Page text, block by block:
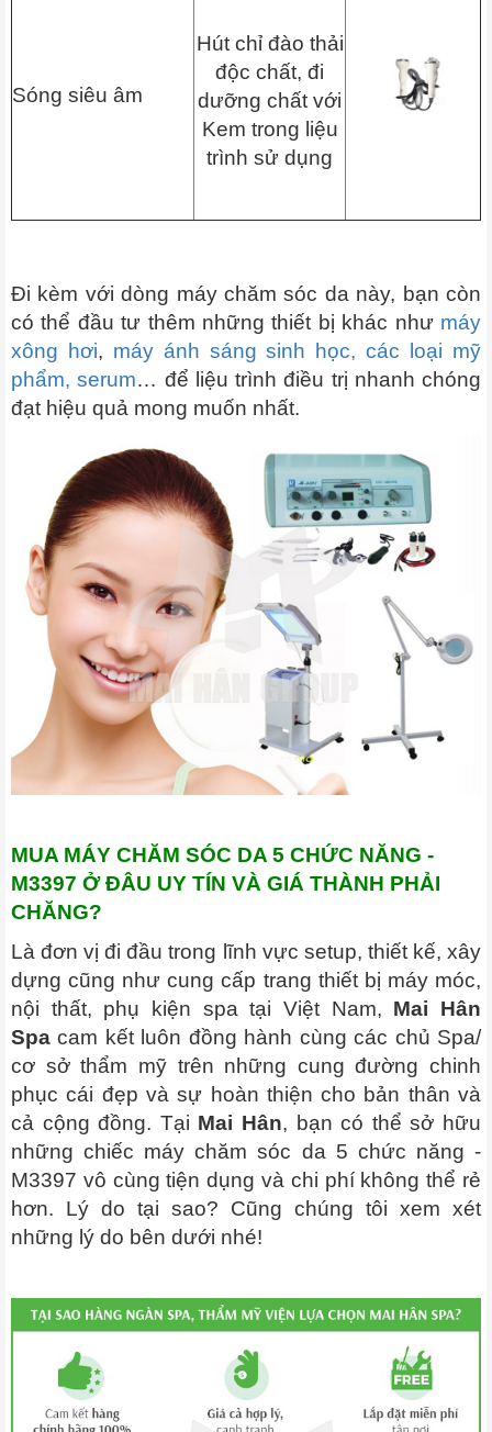
Sóng siêu âm
Hút chỉ đào thải
độc chất, đi
dưỡng chất với
Kem trong liệu
trình sử dụng
Đi kèm với dòng máy chăm sóc da này, bạn còn
có thể đầu tư thêm những thiết bị khác như máy
xông hơi, máy ánh sáng sinh học, các loại mỹ
phẩm, serum… để liệu trình điều trị nhanh chóng
đạt hiệu quả mong muốn nhất.
MUA MÁY CHĂM SÓC DA 5 CHỨC NĂNG -
M3397 Ở ĐÂU UY TÍN VÀ GIÁ THÀNH PHẢI
CHĂNG?
Là đơn vị đi đầu trong lĩnh vực setup, thiết kế, xây
dựng cũng như cung cấp trang thiết bị máy móc,
nội thất, phụ kiện spa tại Việt Nam, Mai Hân
Spa cam kết luôn đồng hành cùng các chủ Spa/
cơ sở thẩm mỹ trên những cung đường chinh
phục cái đẹp và sự hoàn thiện cho bản thân và
cả cộng đồng. Tại Mai Hân, bạn có thể sở hữu
những chiếc máy chăm sóc da 5 chức năng -
M3397 vô cùng tiện dụng và chi phí không thể rẻ
hơn. Lý do tại sao? Cũng chúng tôi xem xét
những lý do bên dưới nhé!